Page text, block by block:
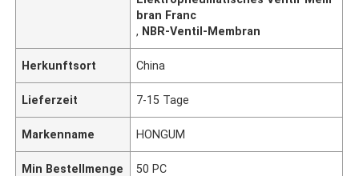
bran Franc
, NBR-Ventil-Membran
Herkunftsort China
Lieferzeit 7-15 Tage
Markenname HONGUM
Min Bestellmenge 50 PC